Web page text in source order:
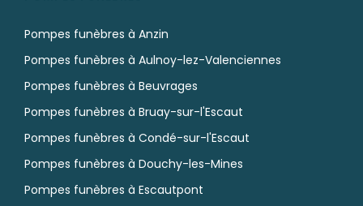
Pompes funèbres à Anzin
Pompes funèbres à Aulnoy-lez-Valenciennes
Pompes funèbres à Beuvrages
Pompes funèbres à Bruay-sur-l'Escaut
Pompes funèbres à Condé-sur-l'Escaut
Pompes funèbres à Douchy-les-Mines
Pompes funèbres à Escautpont